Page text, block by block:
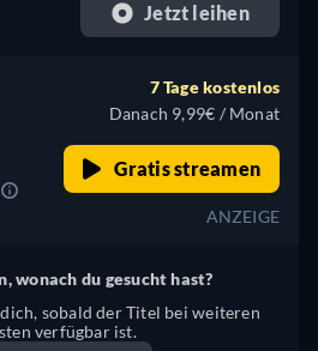
Jetzt leihen
7 Tage kostenlos
Danach 9,99€ / Monat
Gratis streamen
ANZEIGE
wonach du gesucht hast?
sobald der Titel bei weiteren
verfügbar ist.